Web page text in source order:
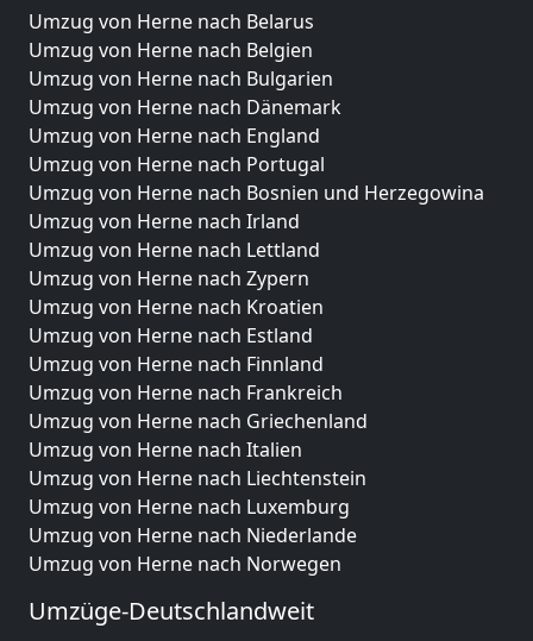
Umzug von Herne nach Belarus
Umzug von Herne nach Belgien
Umzug von Herne nach Bulgarien
Umzug von Herne nach Dänemark
Umzug von Herne nach England
Umzug von Herne nach Portugal
Umzug von Herne nach Bosnien und Herzegowina
Umzug von Herne nach Irland
Umzug von Herne nach Lettland
Umzug von Herne nach Zypern
Umzug von Herne nach Kroatien
Umzug von Herne nach Estland
Umzug von Herne nach Finnland
Umzug von Herne nach Frankreich
Umzug von Herne nach Griechenland
Umzug von Herne nach Italien
Umzug von Herne nach Liechtenstein
Umzug von Herne nach Luxemburg
Umzug von Herne nach Niederlande
Umzug von Herne nach Norwegen
Umzüge-Deutschlandweit